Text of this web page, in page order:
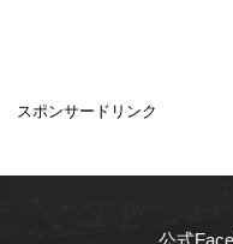
スポンサードリンク
公式